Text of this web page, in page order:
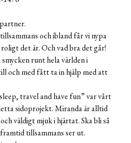
och ibland får vi nypa
det är. Och vad bra det går!
runt hela världen i
och med fått ta in hjälp med att
travel and have fun” var vårt
sidoprojekt. Miranda är alltid
väldigt mjuk i hjärtat. Ska bli så
tillsammans ser ut.